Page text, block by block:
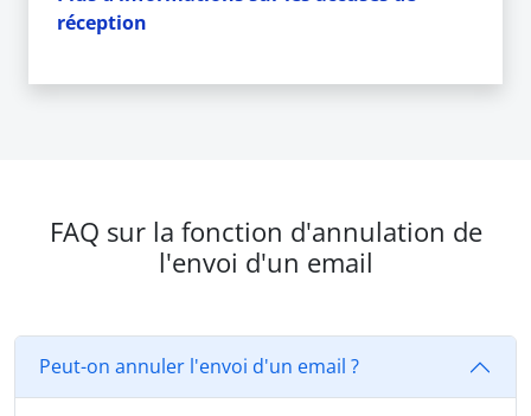
réception
FAQ sur la fonction d'annulation de
l'envoi d'un email
Peut-on annuler l'envoi d'un email ?